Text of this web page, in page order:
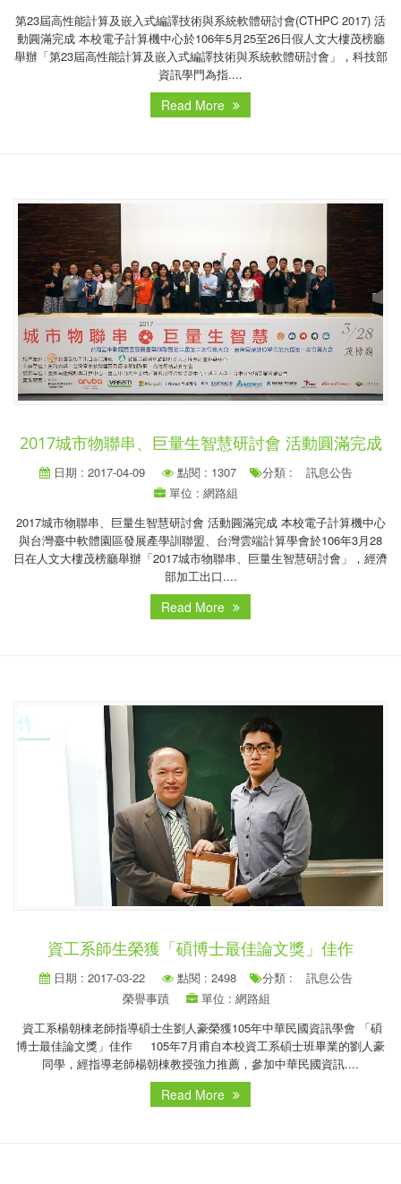
第23屆高性能計算及嵌入式編譯技術與系統軟體研討會(CTHPC 2017) 活
動圓滿完成 本校電子計算機中心於106年5月25至26日假人文大樓茂榜廳
舉辦「第23屆高性能計算及嵌入式編譯技術與系統軟體研討會」，科技部
資訊學門為指....
Read More
2017城市物聯串、巨量生智慧研討會 活動圓滿完成
日期 : 2017-04-09 點閱 : 1307 分類 :
訊息公告
單位 : 網路組
2017城市物聯串、巨量生智慧研討會 活動圓滿完成 本校電子計算機中心
與台灣臺中軟體園區發展產學訓聯盟、台灣雲端計算學會於106年3月28
日在人文大樓茂榜廳舉辦「2017城市物聯串、巨量生智慧研討會」，經濟
部加工出口....
Read More
資工系師生榮獲「碩博士最佳論文獎」佳作
日期 : 2017-03-22 點閱 : 2498 分類 :
訊息公告
榮譽事蹟
單位 : 網路組
資工系楊朝棟老師指導碩士生劉人豪榮獲105年中華民國資訊學會 「碩
博士最佳論文獎」佳作 105年7月甫自本校資工系碩士班畢業的劉人豪
同學，經指導老師楊朝棟教授強力推薦，參加中華民國資訊....
Read More